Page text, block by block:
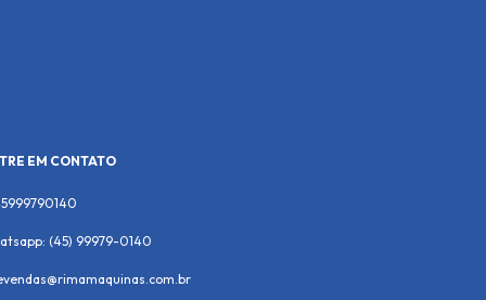
EM CONTATO
(45) 99979-0140